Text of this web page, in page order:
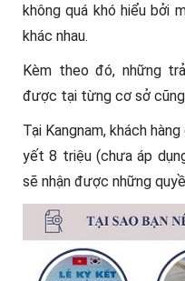
không quá khó hiểu bởi
khác nhau.
Kèm theo đó, những
được tại từng cơ sở
Tại Kangnam, khách
yết 8 triệu (chưa áp
sẽ nhận được những